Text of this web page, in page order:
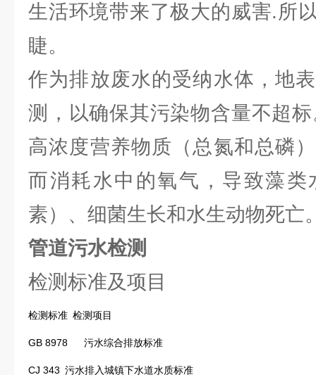
生活环境带来了极大的威害.所
睫。
作为排放废水的受纳水体，地
测，以确保其污染物含量不超
高浓度营养物质（总氮和总磷
而消耗水中的氧气，导致藻类
素）、细菌生长和水生动物死亡
管道污水检测
检测标准及项目
检测标准 检测项目
GB 8978 污水综合排放标准
CJ 343 污水排入城镇下水道水质标准